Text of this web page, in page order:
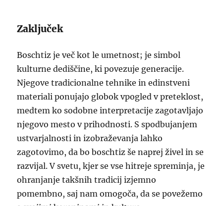
Zaključek
Boschtiz je več kot le umetnost; je simbol
kulturne dediščine, ki povezuje generacije.
Njegove tradicionalne tehnike in edinstveni
materiali ponujajo globok vpogled v preteklost,
medtem ko sodobne interpretacije zagotavljajo
njegovo mesto v prihodnosti. S spodbujanjem
ustvarjalnosti in izobraževanja lahko
zagotovimo, da bo boschtiz še naprej živel in se
razvijal. V svetu, kjer se vse hitreje spreminja, je
ohranjanje takšnih tradicij izjemno
pomembno, saj nam omogoča, da se povežemo